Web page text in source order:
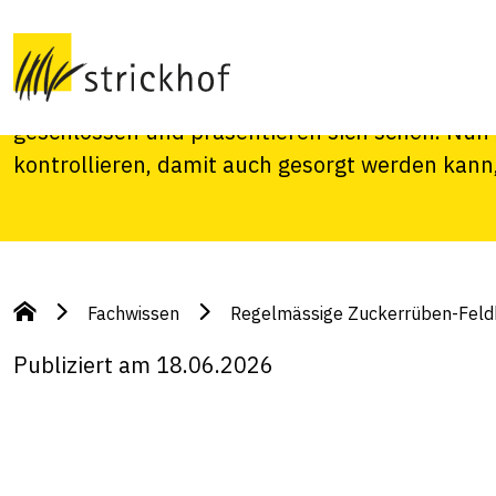
Feldkontrollen
Die Zuckerrüben haben ihre Reihen an den
geschlossen und präsentieren sich schön.
kontrollieren, damit auch gesorgt werden
Fachwissen Regelmässige Zuckerrüben-
Publiziert am 18.06.2026